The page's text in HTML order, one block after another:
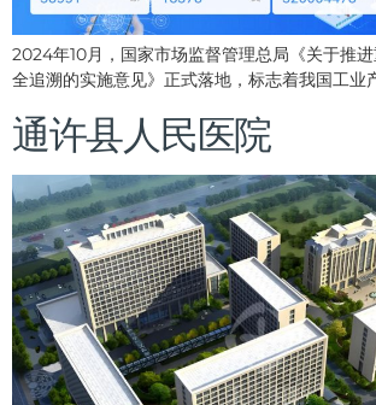
2024年10月，国家市场监督管理总局《关于推
全追溯的实施意见》正式落地，标志着我国工业
通许县人民医院